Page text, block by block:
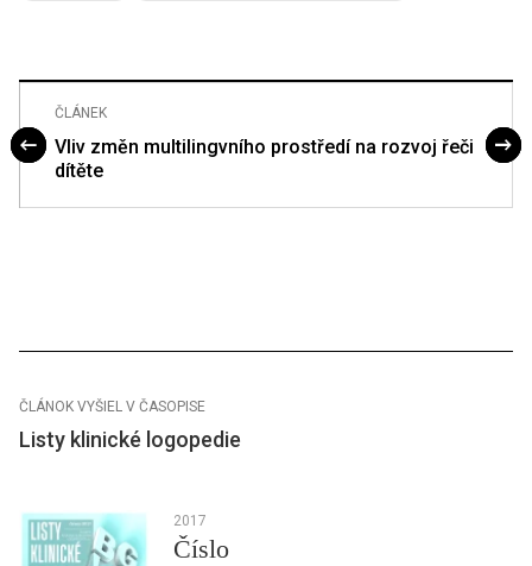
ČLÁNEK
Vliv změn multilingvního prostředí na rozvoj řeči
dítěte
ČLÁNOK VYŠIEL V ČASOPISE
Listy klinické logopedie
2017
Číslo